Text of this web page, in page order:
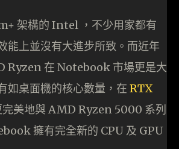
架構的 Intel ，不少用家都有
能上並沒有大進步所致。而近年
Ryzen 在 Notebook 市場更是大
如桌面機的核心數量，在 RTX
美地與 AMD Ryzen 5000 系列
擁有完全新的 CPU 及 GPU